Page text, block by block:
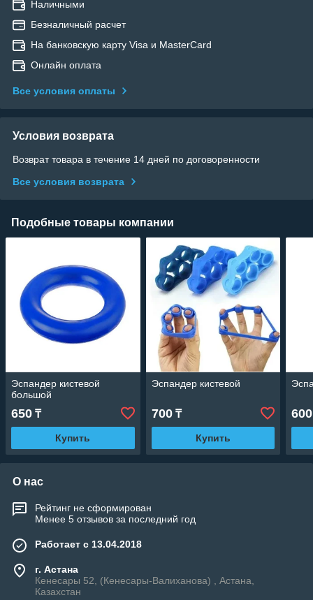
Наличными
Безналичный расчет
На банковскую карту Visa и MasterCard
Онлайн оплата
Все условия оплаты
Условия возврата
Возврат товара в течение 14 дней по договоренности
Все условия возврата
Подобные товары компании
Эспандер кистевой
большой
650 ₸
Купить
Эспандер кистевой
700₸
Купить
600
О нас
Рейтинг не сформирован
Менее 5 отзывов за последний год
Работает с 13.04.2018
г. Астана
Кенесары 52, (Кенесары-Валиханова) , Астана,
Казахстан